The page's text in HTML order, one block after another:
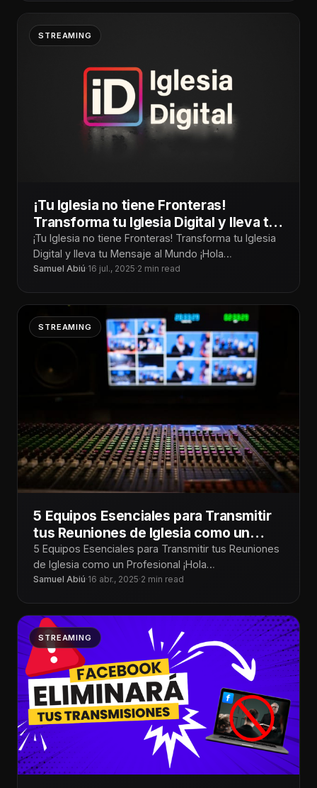
STREAMING
¡Tu Iglesia no tiene Fronteras!
Transforma tu Iglesia Digital y lleva tu
Mensaje al Mundo
¡Tu Iglesia no tiene Fronteras! Transforma tu Iglesia
Digital y lleva tu Mensaje al Mundo ¡Hola
Tecnoiglesiólogos! Hoy más que
Samuel Abiú·16 jul., 2025·2 min read
STREAMING
5 Equipos Esenciales para Transmitir
tus Reuniones de Iglesia como un
Profesional
5 Equipos Esenciales para Transmitir tus Reuniones
de Iglesia como un Profesional ¡Hola
Tecnoiglesiólogos! Transmitir los servicios de la
Samuel Abiú·16 abr., 2025·2 min read
STREAMING